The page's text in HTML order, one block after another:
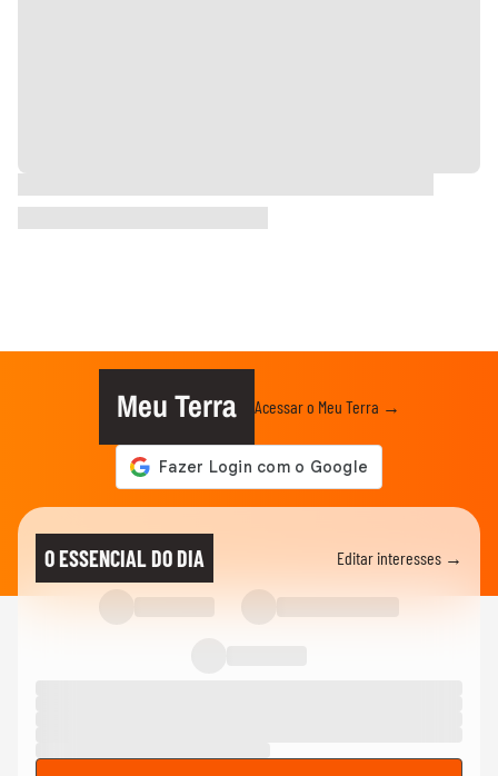
Meu Terra Acessar o Meu Terra →
O ESSENCIAL DO DIA Editar interesses →